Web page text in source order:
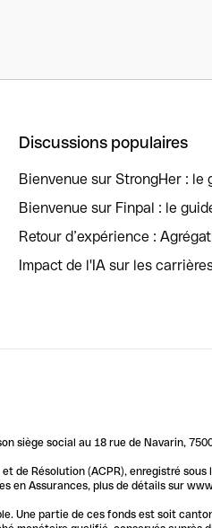
Discussions populaires
Bienvenue sur StrongHer : le
Bienvenue sur Finpal : le
Retour d’expérience :
Impact de l'IA sur les
siège social au 18 rue de Navarin,
Résolution (ACPR), enregistré
en Assurances, plus de détails sur
Une partie de ces fonds est soit